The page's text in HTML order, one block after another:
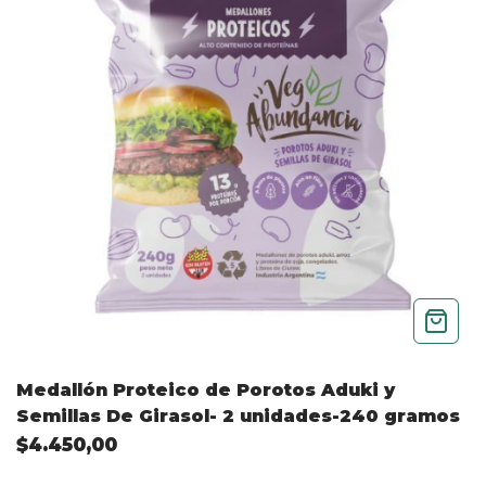
Medallón Proteico de Porotos Aduki y
Semillas De Girasol- 2 unidades-240 gramos
$4.450,00